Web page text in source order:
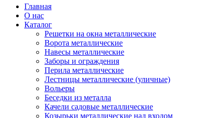
Главная
О нас
Каталог
Решетки на окна металлические
Ворота металлические
Навесы металлические
Заборы и ограждения
Перила металлические
Лестницы металлические (уличные)
Вольеры
Беседки из металла
Качели садовые металлические
Козырьки металлические над входом